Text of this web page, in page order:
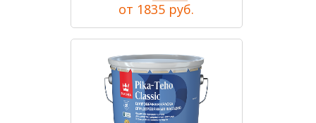
от 1835 руб.